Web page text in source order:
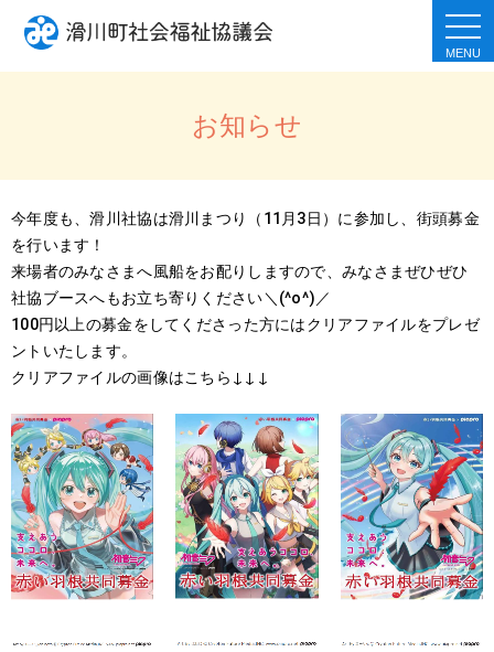
お知らせ
今年度も、滑川社協は滑川まつり（11月3日）に参加し、街頭募金
を行います！
来場者のみなさまへ風船をお配りしますので、みなさまぜひぜひ
社協ブースへもお立ち寄りください＼(^o^)／
100円以上の募金をしてくださった方にはクリアファイルをプレゼ
ントいたします。
クリアファイルの画像はこちら↓↓↓